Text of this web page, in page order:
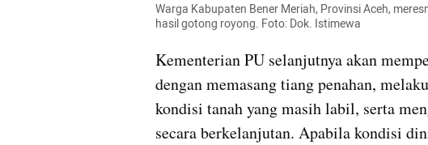
Warga Kabupaten Bener Meriah, Provinsi Aceh,
hasil gotong royong. Foto: Dok. Istimewa
Kementerian PU selanjutnya akan
dengan memasang tiang penahan,
kondisi tanah yang masih labil, serta
secara berkelanjutan. Apabila kondisi